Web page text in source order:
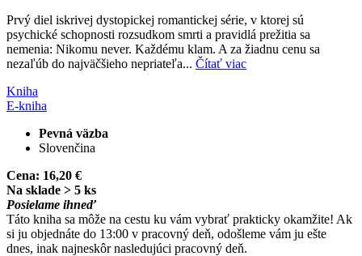
Prvý diel iskrivej dystopickej romantickej série, v ktorej sú
psychické schopnosti rozsudkom smrti a pravidlá prežitia sa
nemenia: Nikomu never. Každému klam. A za žiadnu cenu sa
nezaľúb do najväčšieho nepriateľa... Čítať viac
Kniha
E-kniha
Pevná väzba
Slovenčina
Cena: 16,20 €
Na sklade > 5 ks
Posielame ihneď
Táto kniha sa môže na cestu ku vám vybrať prakticky okamžite! Ak
si ju objednáte do 13:00 v pracovný deň, odošleme vám ju ešte
dnes, inak najneskôr nasledujúci pracovný deň.